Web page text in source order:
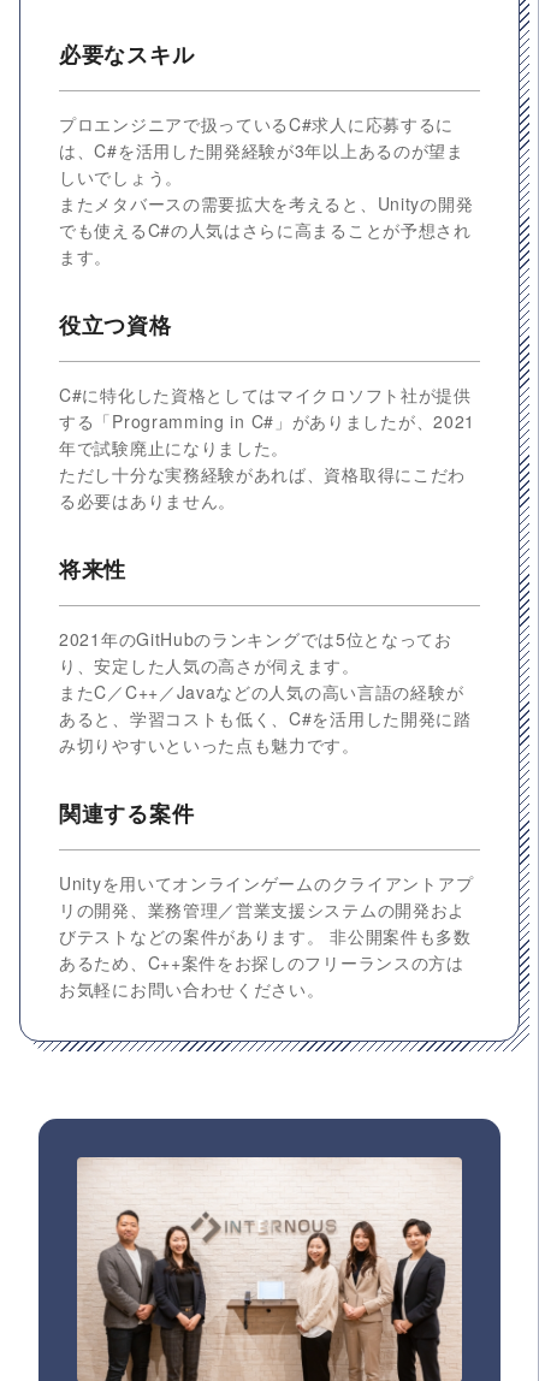
必要なスキル
プロエンジニアで扱っているC#求人に応募するに
は、C#を活用した開発経験が3年以上あるのが望ま
しいでしょう。
またメタバースの需要拡大を考えると、Unityの開発
でも使えるC#の人気はさらに高まることが予想され
ます。
役立つ資格
C#に特化した資格としてはマイクロソフト社が提供
する「Programming in C#」がありましたが、2021
年で試験廃止になりました。
ただし十分な実務経験があれば、資格取得にこだわ
る必要はありません。
将来性
2021年のGitHubのランキングでは5位となってお
り、安定した人気の高さが伺えます。
またC／C++／Javaなどの人気の高い言語の経験が
あると、学習コストも低く、C#を活用した開発に踏
み切りやすいといった点も魅力です。
関連する案件
Unityを用いてオンラインゲームのクライアントアプ
リの開発、業務管理／営業支援システムの開発およ
びテストなどの案件があります。 非公開案件も多数
あるため、C++案件をお探しのフリーランスの方は
お気軽にお問い合わせください。